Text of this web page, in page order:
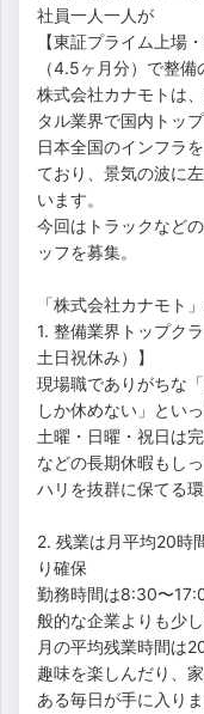
社員一人一人が
【東証プライム上場
（4.5ヶ月分）で整備
株式会社カナモトは
タル業界で国内トッ
日本全国のインフラ
ており、景気の波に
います。
今回はトラックなど
ッフを募集。
「株式会社カナモト
1. 整備業界トップク
土日祝休み）】
現場職でありがちな
しか休めない」とい
土曜・日曜・祝日は
などの長期休暇もし
ハリを抜群に保てる環
2. 残業は月平均20時
り確保
勤務時間は8:30〜
般的な企業よりも少
月の平均残業時間は
趣味を楽しんだり、
ある毎日が手に入りま